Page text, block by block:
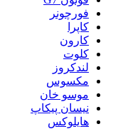
فورچونر
کاپرا
کارون
کلوت
لندکروز
مکسوس
موسو خان
نیسان پیکاپ
هایلوکس